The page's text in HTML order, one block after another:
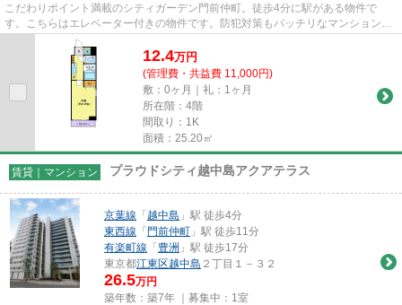
こだわりポイント満載のシティガーデン門前仲町。徒歩4分に駅がある物件で
す。こちらはエレベーター付きの物件です。防犯対策もバッチリなマンションタ
イプの物件です。これから先、ど...
12.4万円
(管理費・共益費 11,000円)
敷：0ヶ月｜礼：1ヶ月
所在階：4階
間取り：1K
面積：25.20㎡
賃貸｜マンション プラウドシティ越中島アクアテラス
京葉線 「 越中島 」駅 徒歩4分
東西線 「 門前仲町 」駅 徒歩11分
有楽町線 「 豊洲 」駅 徒歩17分
東京都江東区越中島 ２丁目１－３２
26.5万円
築年数：築7年 ｜募集中： 1室